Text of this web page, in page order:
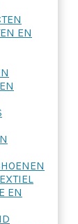
EN
EN